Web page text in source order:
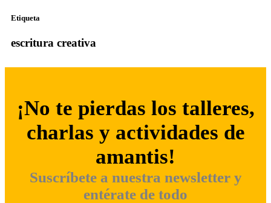
Etiqueta
escritura creativa
¡No te pierdas los talleres,
charlas y actividades de
amantis!
Suscríbete a nuestra newsletter y
entérate de todo